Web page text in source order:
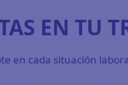
EN TU
en cada situación